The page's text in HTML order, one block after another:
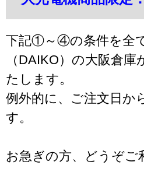
下記①～④の条件を全
（DAIKO）の大阪倉
たします。
例外的に、ご注文日か
す。
お急ぎの方、どうぞご